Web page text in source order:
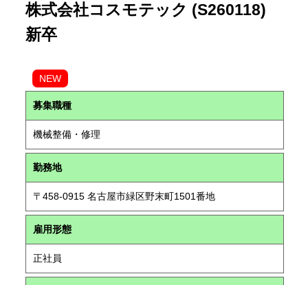
株式会社コスモテック (S260118)
新卒
NEW
募集職種
機械整備・修理
勤務地
〒458-0915 名古屋市緑区野末町1501番地
雇用形態
正社員